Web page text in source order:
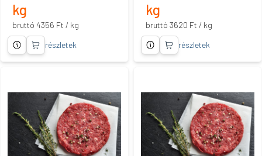
kg
bruttó 4356 Ft / kg
részletek
kg
bruttó 3620 Ft / kg
részletek